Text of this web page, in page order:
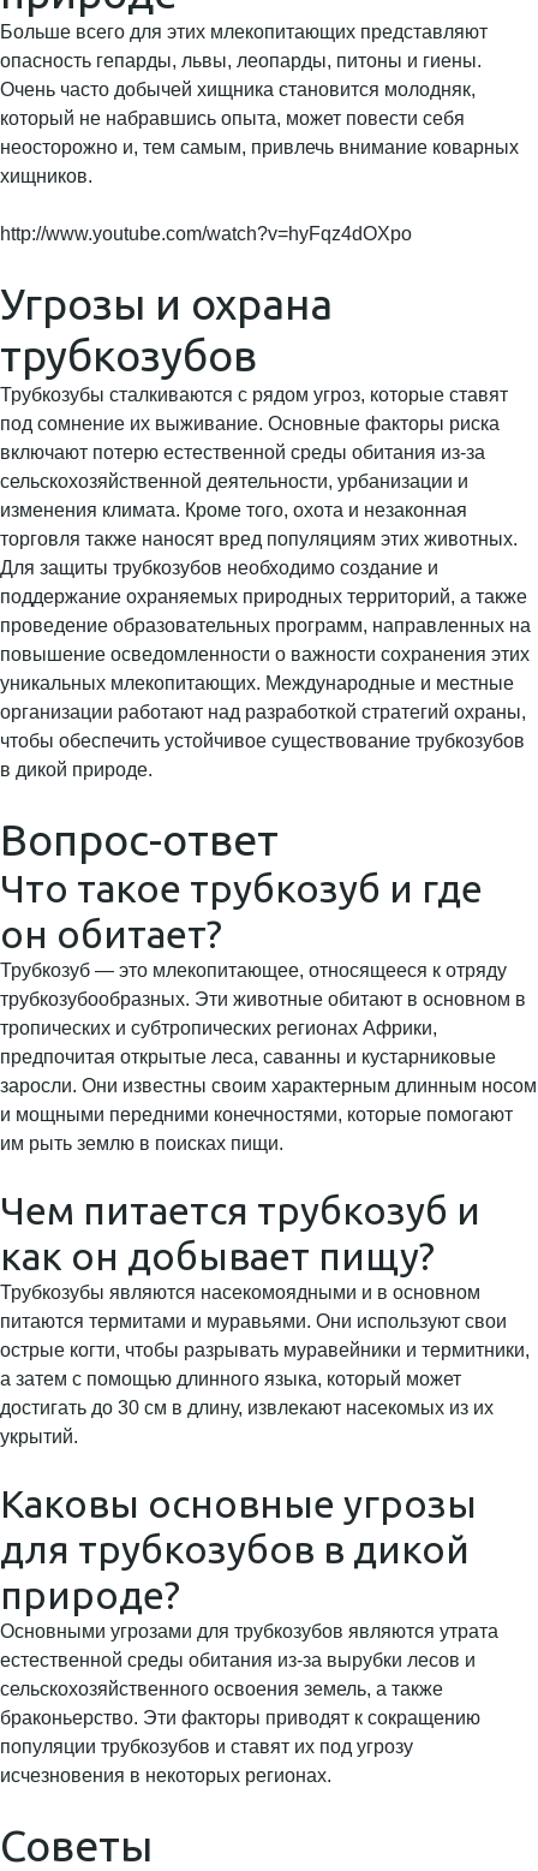
Больше всего для этих млекопитающих представляют
опасность гепарды, львы, леопарды, питоны и гиены.
Очень часто добычей хищника становится молодняк,
который не набравшись опыта, может повести себя
неосторожно и, тем самым, привлечь внимание коварных
хищников.
http://www.youtube.com/watch?v=hyFqz4dOXpo
Угрозы и охрана
трубкозубов
Трубкозубы сталкиваются с рядом угроз, которые ставят
под сомнение их выживание. Основные факторы риска
включают потерю естественной среды обитания из-за
сельскохозяйственной деятельности, урбанизации и
изменения климата. Кроме того, охота и незаконная
торговля также наносят вред популяциям этих животных.
Для защиты трубкозубов необходимо создание и
поддержание охраняемых природных территорий, а также
проведение образовательных программ, направленных на
повышение осведомленности о важности сохранения этих
уникальных млекопитающих. Международные и местные
организации работают над разработкой стратегий охраны,
чтобы обеспечить устойчивое существование трубкозубов
в дикой природе.
Вопрос-ответ
Что такое трубкозуб и где
он обитает?
Трубкозуб — это млекопитающее, относящееся к отряду
трубкозубообразных. Эти животные обитают в основном в
тропических и субтропических регионах Африки,
предпочитая открытые леса, саванны и кустарниковые
заросли. Они известны своим характерным длинным носом
и мощными передними конечностями, которые помогают
им рыть землю в поисках пищи.
Чем питается трубкозуб и
как он добывает пищу?
Трубкозубы являются насекомоядными и в основном
питаются термитами и муравьями. Они используют свои
острые когти, чтобы разрывать муравейники и термитники,
а затем с помощью длинного языка, который может
достигать до 30 см в длину, извлекают насекомых из их
укрытий.
Каковы основные угрозы
для трубкозубов в дикой
природе?
Основными угрозами для трубкозубов являются утрата
естественной среды обитания из-за вырубки лесов и
сельскохозяйственного освоения земель, а также
браконьерство. Эти факторы приводят к сокращению
популяции трубкозубов и ставят их под угрозу
исчезновения в некоторых регионах.
Советы